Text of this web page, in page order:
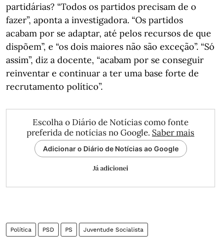
partidárias? “Todos os partidos precisam de o
fazer”, aponta a investigadora. “Os partidos
acabam por se adaptar, até pelos recursos de que
dispõem”, e “os dois maiores não são exceção”. “Só
assim”, diz a docente, “acabam por se conseguir
reinventar e continuar a ter uma base forte de
recrutamento político”.
Escolha o Diário de Notícias como fonte
preferida de notícias no Google. Saber mais
Adicionar o Diário de Notícias ao Google
Já adicionei
Política PSD PS Juventude Socialista